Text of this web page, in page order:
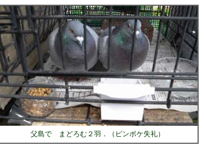
父島で まどろむ２羽．（ピンボケ失礼）